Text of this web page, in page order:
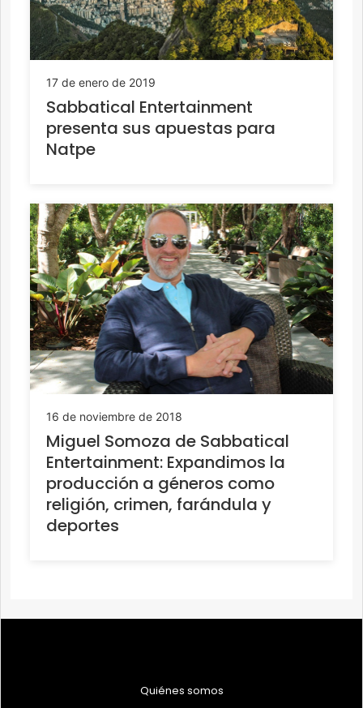
17 de enero de 2019
Sabbatical Entertainment
presenta sus apuestas para
Natpe
16 de noviembre de 2018
Miguel Somoza de Sabbatical
Entertainment: Expandimos la
producción a géneros como
religión, crimen, farándula y
deportes
Quiénes somos